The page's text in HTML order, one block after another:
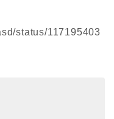
status/117195403